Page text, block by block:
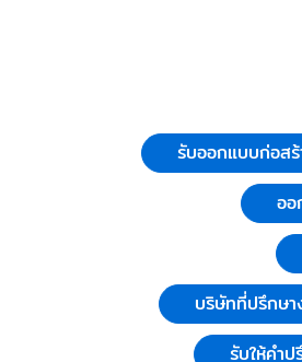
รับออกแบบก่อส
ออ
บริษัทที่ปรึกษา
รับให้คำ